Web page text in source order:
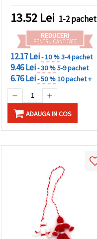
13.52 Lei 1-2 pachet
REDUCERI
PENTRU CANTITATE
12.17 Lei- 10 %3-4 pachet
9.46 Lei- 30 %5-9 pachet
6.76 Lei- 50 %10 pachet +
ADAUGA IN COS